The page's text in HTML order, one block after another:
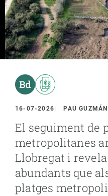
16-07-2026 PAU
El seguiment de
metropolitanes
Llobregat i
abundants que
platges